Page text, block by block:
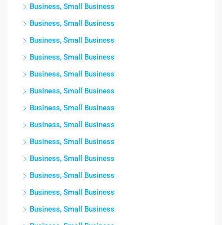
Business, Small Business
Business, Small Business
Business, Small Business
Business, Small Business
Business, Small Business
Business, Small Business
Business, Small Business
Business, Small Business
Business, Small Business
Business, Small Business
Business, Small Business
Business, Small Business
Business, Small Business